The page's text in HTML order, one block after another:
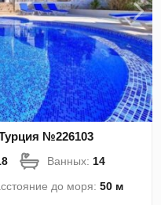
№226103
Ванных: 14
до моря:50 м